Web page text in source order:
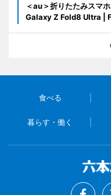
＜au＞折りたたみスマ
Galaxy Z Fold8 Ultra |
食べる
暮らす・働く